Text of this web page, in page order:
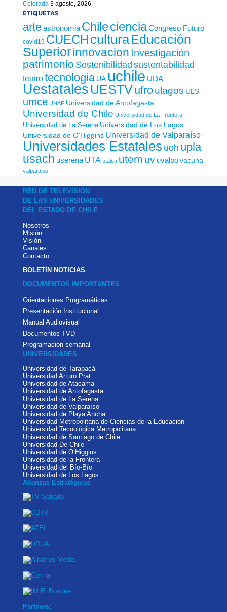
Colorada 3 agosto, 2026
ETIQUETAS
arteastronomia Chileciencia Congreso Futuro
covid19 CUECHculturaEducación
Superiorinnovacion Investigación
patrimonio Sostenibilidad sustentabilidad
teatrotecnologia UA uchile UDA
Uestatales UESTVufroulagos ULS
umce UNAP Universidad de Antofagasta
Universidad de Chile Universidad de La Frontera
Universidad de La Serena Universidad de Los Lagos
Universidad de O'Higgins Universidad de Valparaíso
Universidades Estatales uoh upla
usach userena UTA utalca utem uv uvalpo vacuna
valparaiso
RED DE TELEVISIÓN
DE LAS UNIVERSIDADES
DEL ESTADO DE CHILE
Nosotros
Misión
Visión
Canales
Contacto
BOLETÍN NOTICIAS
DOCUMENTOS IMPORTANTES
Orientaciones Programáticas
Presentación Institucional
Manual Audiovisual
Documentos TVD
Programación semanal
UNIVERSIDADES
Universidad de Tarapacá
Universidad Arturo Prat
Universidad de Atacama
Universidad de Antofagasta
Universidad de La Serena
Universidad de Valparaíso
Universidad de Playa Ancha
Universidad Metropolitana de Ciencias de la Educación
Universidad Tecnológica Metropolitana
Universidad de Santiago de Chile
Universidad De Chile
Universidad de O’Higgins
Universidad de la Frontera
Universidad del Bío-Bío
Universidad de Los Lagos
Alianzas Estratégicas
Partners: